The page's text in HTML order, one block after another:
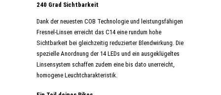
240 Grad Sichtbarkeit
Dank der neuesten COB Technologie und leistungsfähigen
Fresnel-Linsen erreicht das C14 eine rundum hohe
Sichtbarkeit bei gleichzeitig reduzierter Blendwirkung. Die
spezielle Anordnung der 14 LEDs und ein ausgeklügeltes
Linsensystem schaffen zudem eine bis dato unerreicht,
homogene Leuchtcharakteristik.